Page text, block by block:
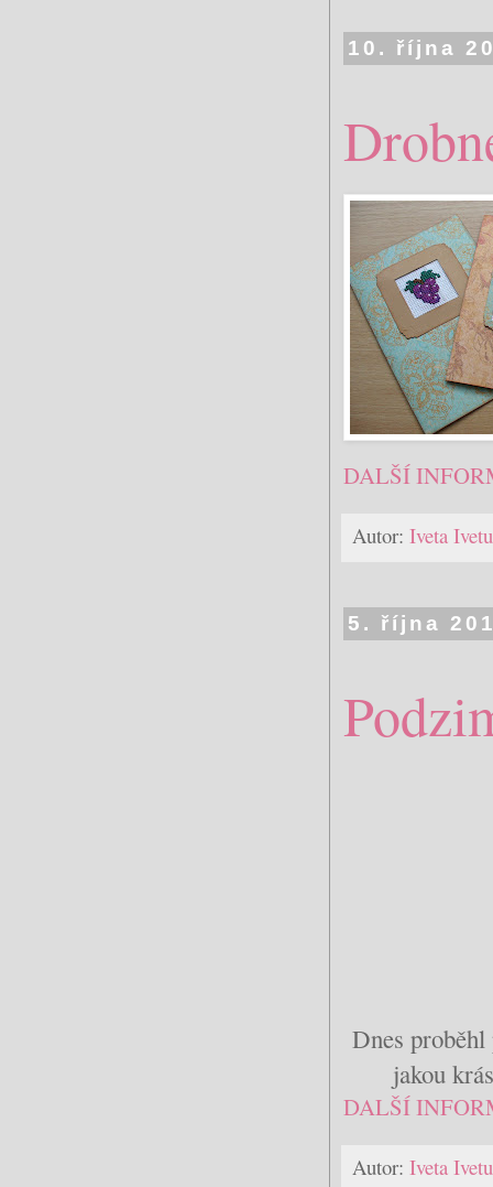
10. října
DALŠÍ
Autor: Iveta
5. října
Dnes
jakou
DALŠÍ
Autor: Iveta